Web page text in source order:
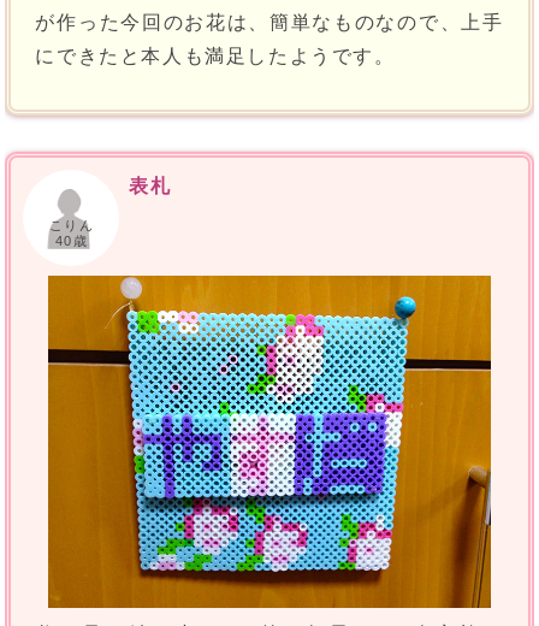
が作った今回のお花は、簡単なものなので、上手
にできたと本人も満足したようです。
こりん
40歳
表札